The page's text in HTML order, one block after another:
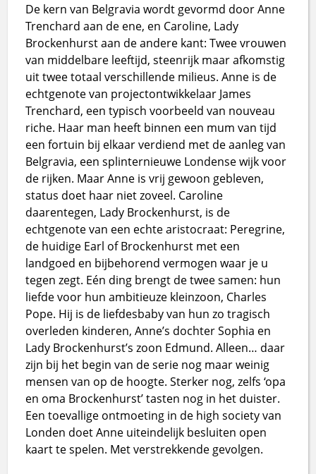
De kern van Belgravia wordt gevormd door Anne
Trenchard aan de ene, en Caroline, Lady
Brockenhurst aan de andere kant: Twee vrouwen
van middelbare leeftijd, steenrijk maar afkomstig
uit twee totaal verschillende milieus. Anne is de
echtgenote van projectontwikkelaar James
Trenchard, een typisch voorbeeld van nouveau
riche. Haar man heeft binnen een mum van tijd
een fortuin bij elkaar verdiend met de aanleg van
Belgravia, een splinternieuwe Londense wijk voor
de rijken. Maar Anne is vrij gewoon gebleven,
status doet haar niet zoveel. Caroline
daarentegen, Lady Brockenhurst, is de
echtgenote van een echte aristocraat: Peregrine,
de huidige Earl of Brockenhurst met een
landgoed en bijbehorend vermogen waar je u
tegen zegt. Eén ding brengt de twee samen: hun
liefde voor hun ambitieuze kleinzoon, Charles
Pope. Hij is de liefdesbaby van hun zo tragisch
overleden kinderen, Anne’s dochter Sophia en
Lady Brockenhurst’s zoon Edmund. Alleen… daar
zijn bij het begin van de serie nog maar weinig
mensen van op de hoogte. Sterker nog, zelfs ‘opa
en oma Brockenhurst’ tasten nog in het duister.
Een toevallige ontmoeting in de high society van
Londen doet Anne uiteindelijk besluiten open
kaart te spelen. Met verstrekkende gevolgen.